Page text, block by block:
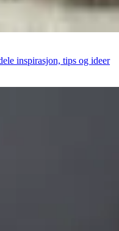
inspirasjon, tips og ideer